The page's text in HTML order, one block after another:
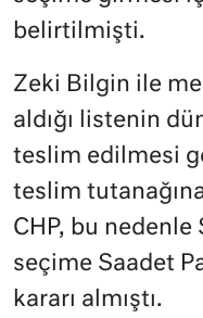
belirtilmişti.
Zeki Bilgin ile
aldığı listenin
teslim edilmesi
teslim
CHP, bu nedenle
seçime Saadet
kararı almıştı.